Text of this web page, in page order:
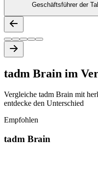
Geschäftsführer der
tadm Brain im
Vergleiche tadm Brain mit
entdecke den Unterschied
Empfohlen
tadm Brain